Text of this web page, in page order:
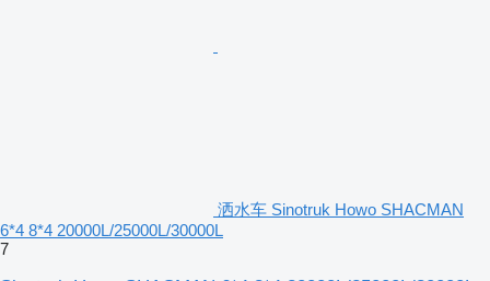
洒水车 Sinotruk Howo SHACMAN
6*4 8*4 20000L/25000L/30000L
7